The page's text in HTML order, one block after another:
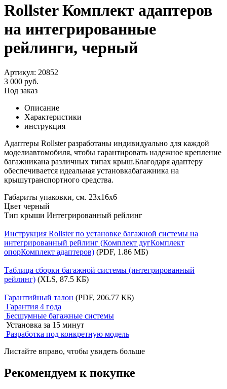
Rollster Комплект адаптеров
на интегрированные
рейлинги, черный
Артикул: 20852
3 000 руб.
Под заказ
Описание
Характеристики
инструкция
Адаптеры Rollster разработаны индивидуально для каждой
моделиавтомобиля, чтобы гарантировать надежное крепление
багажникана различных типах крыш.Благодаря адаптеру
обеспечивается идеальная установкабагажника на
крышутранспортного средства.
Габариты упаковки, см. 23х16х6
Цвет черный
Тип крыши Интегрированный рейлинг
Инструкция Rollster по установке багажной системы на
интегрированный рейлинг (Комплект дугКомплект
опорКомплект адаптеров) (PDF, 1.86 МБ)
Таблица сборки багажной системы (интегрированный
рейлинг) (XLS, 87.5 КБ)
Гарантийный талон (PDF, 206.77 КБ)
Гарантия 4 года
Бесшумные багажные системы
Установка за 15 минут
Разработка под конкретную модель
Листайте вправо, чтобы увидеть больше
Рекомендуем к покупке